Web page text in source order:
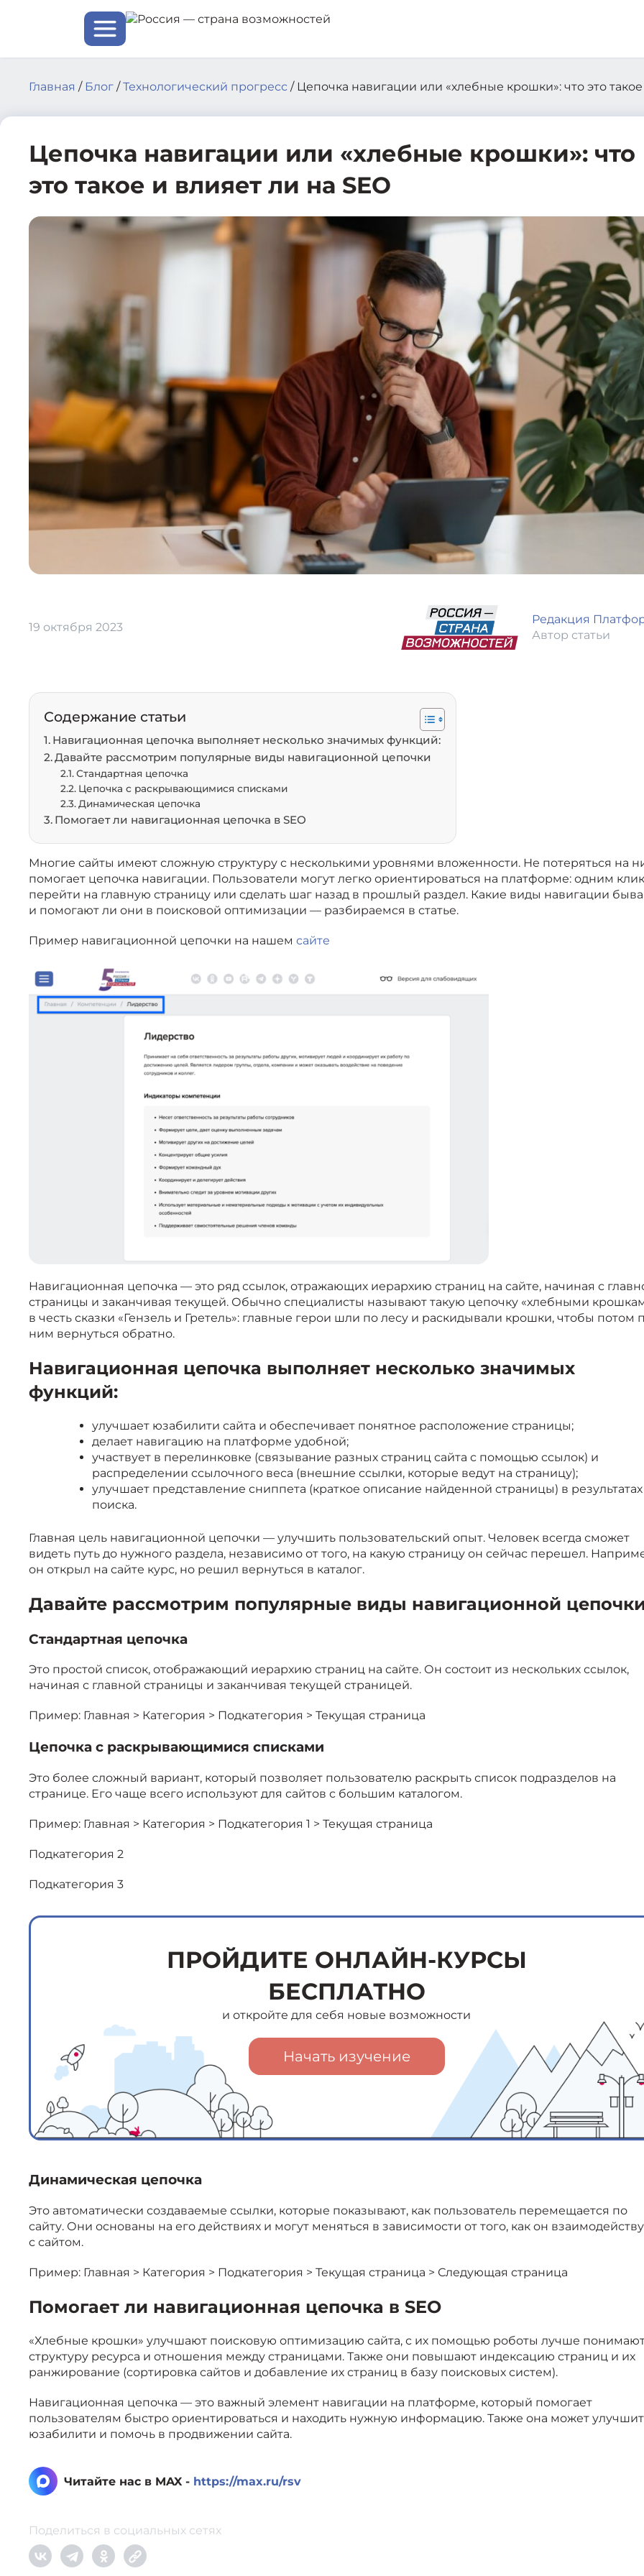
Главная / Блог /Технологический прогресс / Цепочка навигации или «хлебные крошки»: что это
Цепочка навигации или «хлебные крошки»: что
это такое и влияет ли на SEO
19 октября 2023
Редакция
Автор статьи
Содержание статьи
Навигационная цепочка выполняет несколько значимых функций:
Давайте рассмотрим популярные виды навигационной цепочки
Стандартная цепочка
Цепочка с раскрывающимися списками
Динамическая цепочка
Помогает ли навигационная цепочка в SEO
Многие сайты имеют сложную структуру с несколькими уровнями вложенности. Не потеряться на
помогает цепочка навигации. Пользователи могут легко ориентироваться на платформе: одним
перейти на главную страницу или сделать шаг назад в прошлый раздел. Какие виды навигации
и помогают ли они в поисковой оптимизации — разбираемся в статье.
Пример навигационной цепочки на нашем сайте
Навигационная цепочка — это ряд ссылок, отражающих иерархию страниц на сайте, начиная с
страницы и заканчивая текущей. Обычно специалисты называют такую цепочку «хлебными
в честь сказки «Гензель и Гретель»: главные герои шли по лесу и раскидывали крошки, чтобы потом
ним вернуться обратно.
Навигационная цепочка выполняет несколько значимых
функций:
улучшает юзабилити сайта и обеспечивает понятное расположение страницы;
делает навигацию на платформе удобной;
участвует в перелинковке (связывание разных страниц сайта с помощью ссылок) и
распределении ссылочного веса (внешние ссылки, которые ведут на страницу);
улучшает представление сниппета (краткое описание найденной страницы) в результатах
поиска.
Главная цель навигационной цепочки — улучшить пользовательский опыт. Человек всегда сможет
видеть путь до нужного раздела, независимо от того, на какую страницу он сейчас перешел.
он открыл на сайте курс, но решил вернуться в каталог.
Давайте рассмотрим популярные виды навигационной
Стандартная цепочка
Это простой список, отображающий иерархию страниц на сайте. Он состоит из нескольких ссылок,
начиная с главной страницы и заканчивая текущей страницей.
Пример: Главная > Категория > Подкатегория > Текущая страница
Цепочка с раскрывающимися списками
Это более сложный вариант, который позволяет пользователю раскрыть список подразделов на
странице. Его чаще всего используют для сайтов с большим каталогом.
Пример: Главная > Категория > Подкатегория 1 > Текущая страница
Подкатегория 2
Подкатегория 3
ПРОЙДИТЕ ОНЛАЙН-КУРСЫ
БЕСПЛАТНО
и откройте для себя новые возможности
Начать изучение
Динамическая цепочка
Это автоматически создаваемые ссылки, которые показывают, как пользователь перемещается по
сайту. Они основаны на его действиях и могут меняться в зависимости от того, как он
с сайтом.
Пример: Главная > Категория > Подкатегория > Текущая страница > Следующая страница
Помогает ли навигационная цепочка в SEO
«Хлебные крошки» улучшают поисковую оптимизацию сайта, с их помощью роботы лучше
структуру ресурса и отношения между страницами. Также они повышают индексацию страниц и их
ранжирование (сортировка сайтов и добавление их страниц в базу поисковых систем).
Навигационная цепочка — это важный элемент навигации на платформе, который помогает
пользователям быстро ориентироваться и находить нужную информацию. Также она может
юзабилити и помочь в продвижении сайта.
Читайте нас в MAX - https://max.ru/rsv
Поделиться в социальных сетях